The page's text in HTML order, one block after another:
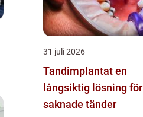
31 juli 2026
Tandimplantat en
långsiktig lösning för
saknade tänder